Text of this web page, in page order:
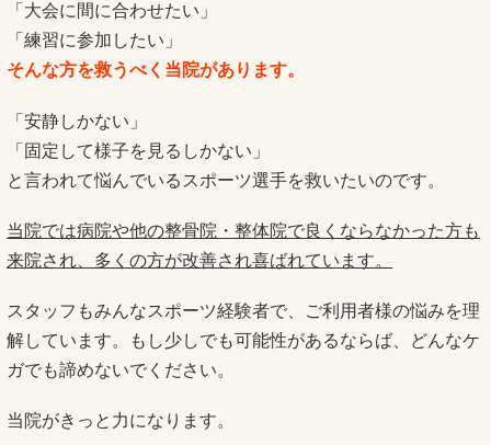
「大会に間に合わせたい」
「練習に参加したい」
そんな方を救うべく当院があります。
「安静しかない」
「固定して様子を見るしかない」
と言われて悩んでいるスポーツ選手を救いたいのです。
当院では病院や他の整骨院・整体院で良くならなかった方も
来院され、多くの方が改善され喜ばれています。
スタッフもみんなスポーツ経験者で、ご利用者様の悩みを理
解しています。もし少しでも可能性があるならば、どんなケ
ガでも諦めないでください。
当院がきっと力になります。